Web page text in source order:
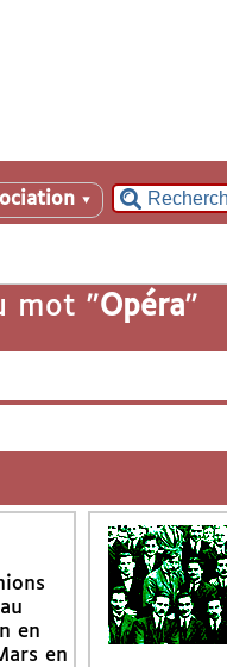
▼
mot "Opéra"
en
en